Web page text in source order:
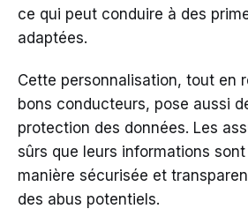
ce qui peut conduire à des
adaptées.
Cette personnalisation, tout en
bons conducteurs, pose aussi
protection des données. Les
sûrs que leurs informations
manière sécurisée et
des abus potentiels.